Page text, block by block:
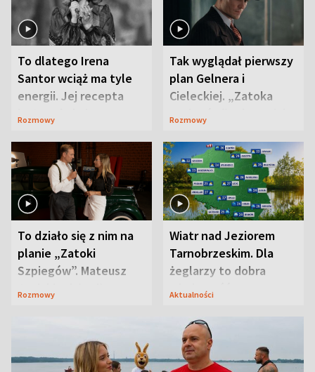
To dlatego Irena
Santor wciąż ma tyle
energii. Jej recepta
jest zaskakująco
Rozmowy
Tak wyglądał pierwszy
plan Gelnera i
Cieleckiej. „Zatoka
szpiegów” od razu ich
Rozmowy
To działo się z nim na
planie „Zatoki
Szpiegów”. Mateusz
Janicki odsłonił
Rozmowy
Wiatr nad Jeziorem
Tarnobrzeskim. Dla
żeglarzy to dobra
wiadomość
Aktualności